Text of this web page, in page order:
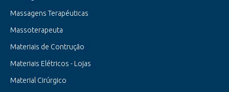
Massagens Terapéuticas
Massoterapeuta
Materiais de Contrução
Materiais Elétricos - Lojas
Material Cirúrgico